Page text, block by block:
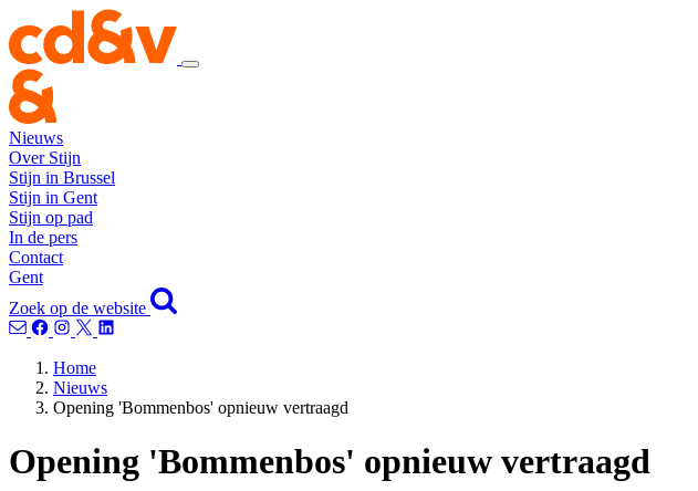
Nieuws
Over Stijn
Stijn in Brussel
Stijn in Gent
Stijn op pad
In de pers
Contact
Gent
Zoek op de website
Home
Nieuws
Opening 'Bommenbos' opnieuw vertraagd
Opening 'Bommenbos' opnieuw vertraagd